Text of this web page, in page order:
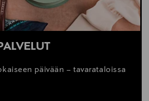
päivään – tavarataloissa